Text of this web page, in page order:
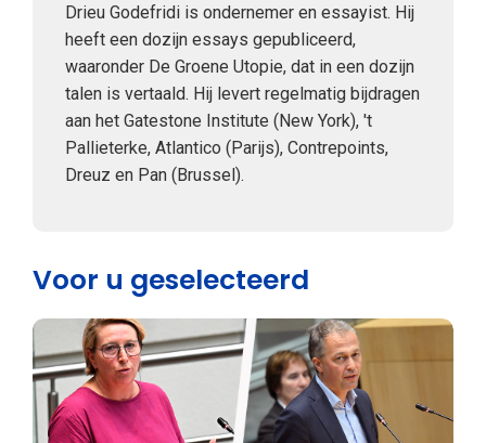
Drieu Godefridi is ondernemer en essayist. Hij
heeft een dozijn essays gepubliceerd,
waaronder De Groene Utopie, dat in een dozijn
talen is vertaald. Hij levert regelmatig bijdragen
aan het Gatestone Institute (New York), 't
Pallieterke, Atlantico (Parijs), Contrepoints,
Dreuz en Pan (Brussel).
Voor u geselecteerd